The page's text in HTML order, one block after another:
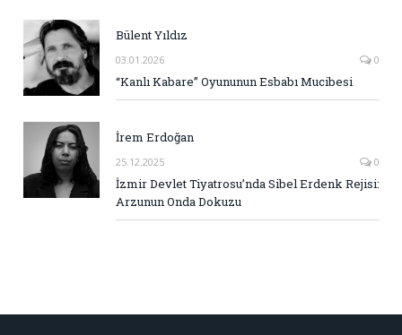
Bülent Yıldız
03.01.2026 0
“Kanlı Kabare” Oyununun Esbabı Mucibesi
İrem Erdoğan
25.12.2025 0
İzmir Devlet Tiyatrosu’nda Sibel Erdenk Rejisi:
Arzunun Onda Dokuzu